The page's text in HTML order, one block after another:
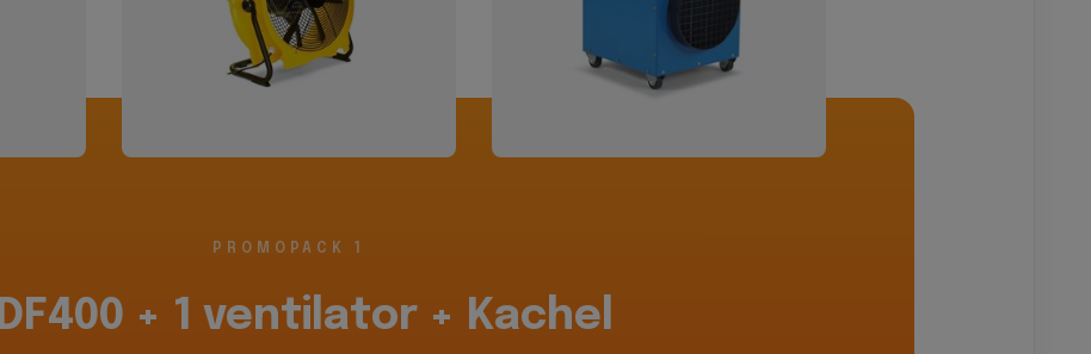
PROMOPACK 1
+ 1 ventilator + Kachel